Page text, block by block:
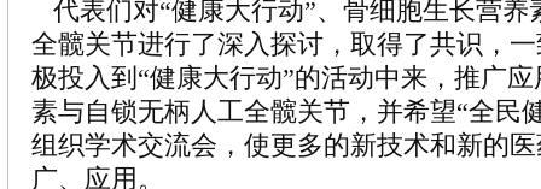
代表们对“健康大行动”、骨细胞生长营养
全髋关节进行了深入探讨，取得了共识，
极投入到“健康大行动”的活动中来，推广
素与自锁无柄人工全髋关节，并希望“全民
组织学术交流会，使更多的新技术和新的
广、应用。